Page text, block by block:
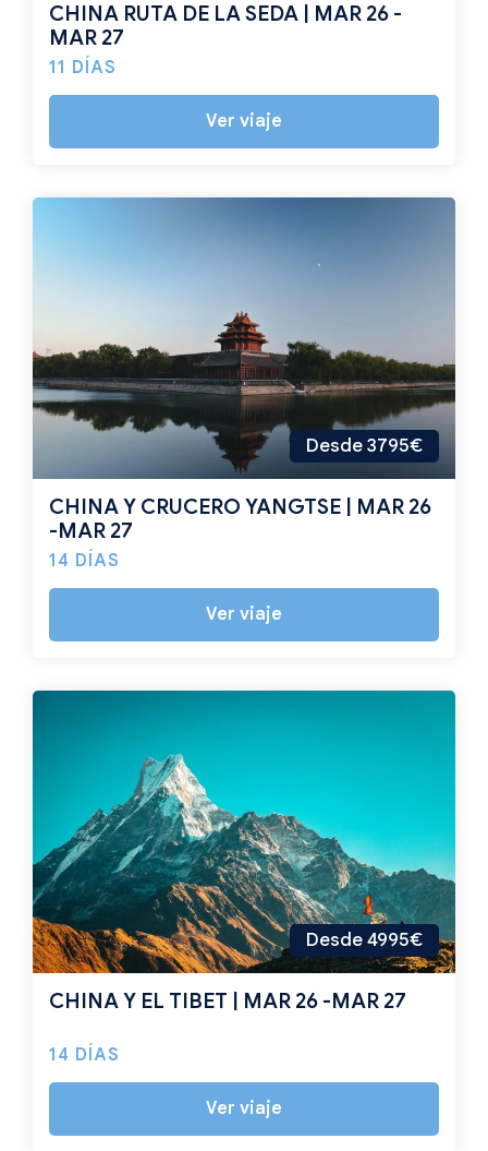
CHINA RUTA DE LA SEDA | MAR 26 -
MAR 27
11 DÍAS
Ver viaje
Desde 3795€
CHINA Y CRUCERO YANGTSE | MAR 26
-MAR 27
14 DÍAS
Ver viaje
Desde 4995€
CHINA Y EL TIBET | MAR 26 -MAR 27
14 DÍAS
Ver viaje